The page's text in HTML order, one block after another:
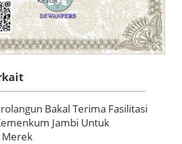
Bakal Terima Fasilitasi
Jambi Untuk
Merek